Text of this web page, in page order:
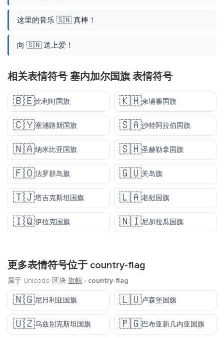
这里的音乐 🇸🇳 真棒！
向 🇸🇳 送上爱！
相关表情符号 塞内加尔国旗 表情符号
🇧🇪比利时国旗 🇰🇭柬埔寨国旗
🇨🇾塞浦路斯国旗 🇸🇦沙特阿拉伯国旗
🇳🇦纳米比亚国旗 🇸🇭圣赫勒拿国旗
🇫🇴法罗群岛旗 🇬🇺关岛旗
🇹🇯塔吉克斯坦国旗 🇱🇦老挝国旗
🇮🇶伊拉克国旗 🇳🇮尼加拉瓜国旗
更多表情符号位于 country-flag
属于 Unicode 区块 旗帜 › country-flag
🇳🇬尼日利亚国旗 🇱🇺卢森堡国旗
🇺🇿乌兹别克斯坦国旗 🇵🇬巴布亚新几内亚国旗